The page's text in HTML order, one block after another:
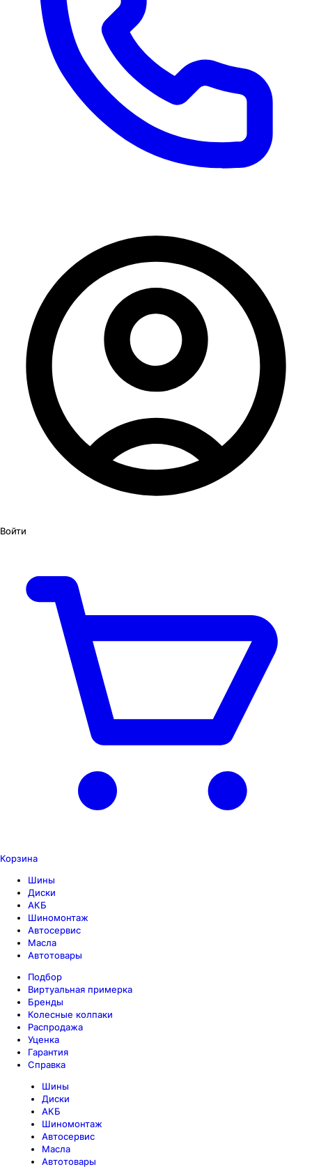
Войти
Корзина
Шины
Диски
АКБ
Шиномонтаж
Автосервис
Масла
Автотовары
Подбор
Виртуальная примерка
Бренды
Колесные колпаки
Распродажа
Уценка
Гарантия
Справка
Шины
Диски
АКБ
Шиномонтаж
Автосервис
Масла
Автотовары